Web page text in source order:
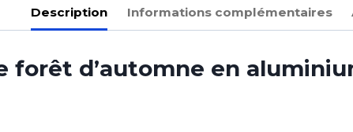
Description Informations complémentaires
forêt d’automne en